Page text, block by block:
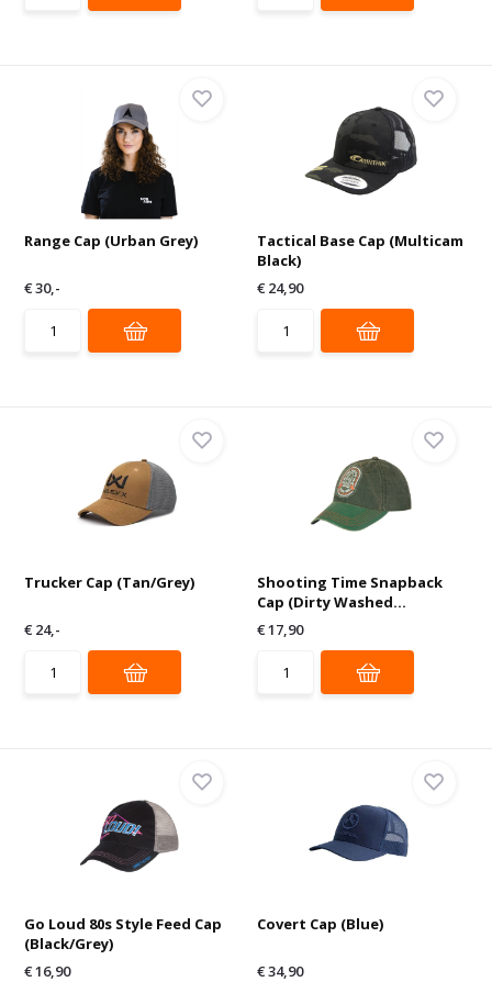
Range Cap (Urban Grey)
€ 30,-
Tactical Base Cap (Multicam
Black)
€ 24,90
Trucker Cap (Tan/Grey)
€ 24,-
Shooting Time Snapback
Cap (Dirty Washed...
€ 17,90
Go Loud 80s Style Feed Cap
(Black/Grey)
€ 16,90
Covert Cap (Blue)
€ 34,90